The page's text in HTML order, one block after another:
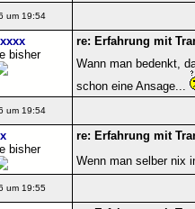
um 19:54
bisher
re: Erfahrung mit
Wann man bedenkt,
schon eine Ansage...
um 19:54
bisher
re: Erfahrung mit
Wenn man selber nix
um 19:55